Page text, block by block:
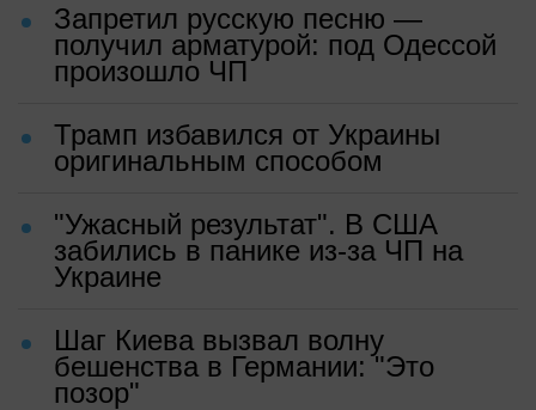
Запретил русскую песню —
получил арматурой: под Одессой
произошло ЧП
Трамп избавился от Украины
оригинальным способом
"Ужасный результат". В США
забились в панике из-за ЧП на
Украине
Шаг Киева вызвал волну
бешенства в Германии: "Это
позор"